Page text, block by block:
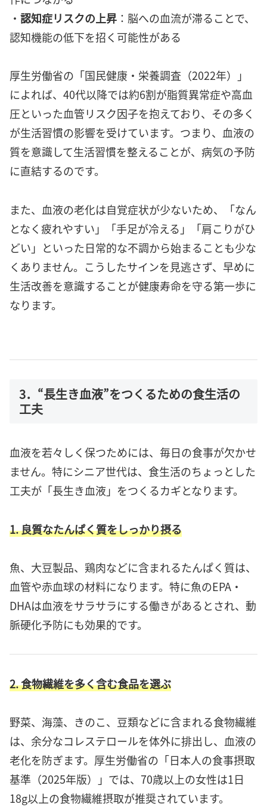
・ 認知症リスクの上昇 ：脳への血流が滞ることで、
認知機能の低下を招く可能性がある
厚生労働省の「国民健康・栄養調査（2022年）」
によれば、40代以降では約6割が脂質異常症や高血
圧といった血管リスク因子を抱えており、その多く
が生活習慣の影響を受けています。つまり、血液の
質を意識して生活習慣を整えることが、病気の予防
に直結するのです。
また、血液の老化は自覚症状が少ないため、「なん
となく疲れやすい」「手足が冷える」「肩こりがひ
どい」といった日常的な不調から始まることも少な
くありません。こうしたサインを見逃さず、早めに
生活改善を意識することが健康寿命を守る第一歩に
なります。
3．“長生き血液”をつくるための食生活の
工夫
血液を若々しく保つためには、毎日の食事が欠かせ
ません。特にシニア世代は、食生活のちょっとした
工夫が「長生き血液」をつくるカギとなります。
1. 良質なたんぱく質をしっかり摂る
魚、大豆製品、鶏肉などに含まれるたんぱく質は、
血管や赤血球の材料になります。特に魚のEPA・
DHAは血液をサラサラにする働きがあるとされ、動
脈硬化予防にも効果的です。
2. 食物繊維を多く含む食品を選ぶ
野菜、海藻、きのこ、豆類などに含まれる食物繊維
は、余分なコレステロールを体外に排出し、血液の
老化を防ぎます。厚生労働省の「日本人の食事摂取
基準（2025年版）」では、70歳以上の女性は1日
18g以上の食物繊維摂取が推奨されています。